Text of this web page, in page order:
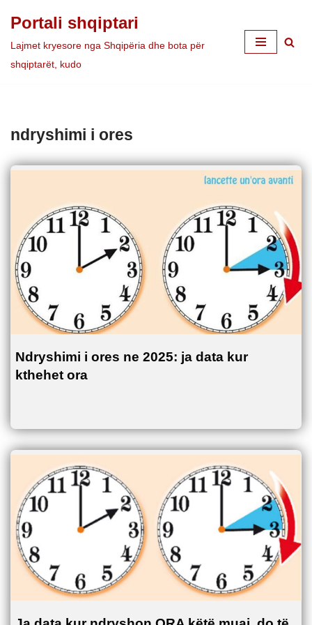
Skip
to
Portali shqiptari
Lajmet kryesore nga Shqipëria dhe bota për
shqiptarët, kudo
ndryshimi i ores
Ndryshimi i ores ne 2025: ja data kur
kthehet ora